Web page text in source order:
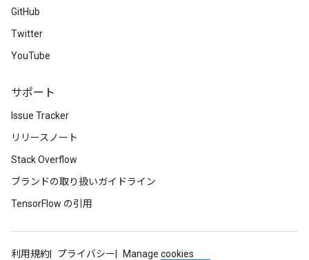
GitHub
Twitter
YouTube
サポート
Issue Tracker
リリースノート
Stack Overflow
ブランドの取り扱いガイドライン
TensorFlow の引用
利用規約 プライバシー
Manage cookies